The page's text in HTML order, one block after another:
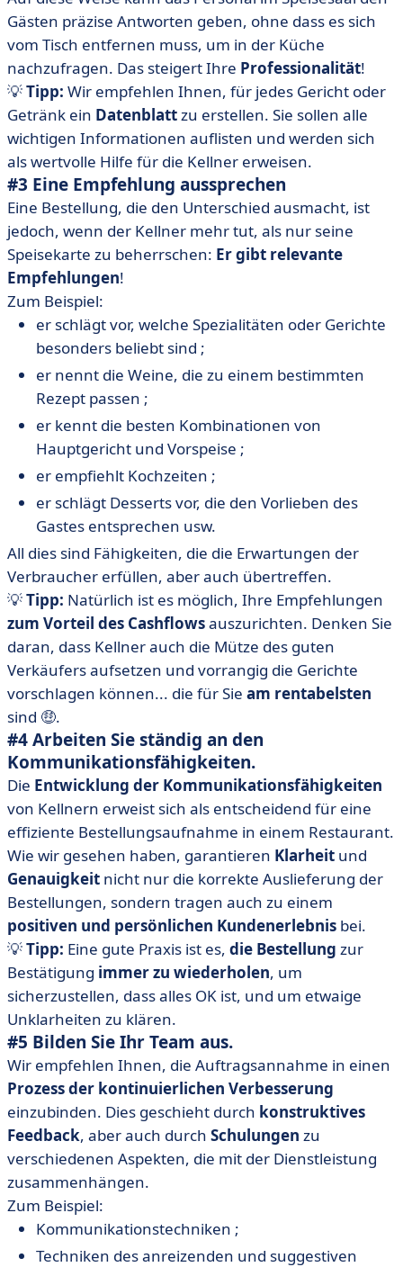
Gästen präzise Antworten geben, ohne dass es sich
vom Tisch entfernen muss, um in der Küche
nachzufragen. Das steigert Ihre Professionalität!
💡Tipp: Wir empfehlen Ihnen, für jedes Gericht oder
Getränk ein Datenblattzu erstellen. Sie sollen alle
wichtigen Informationen auflisten und werden sich
als wertvolle Hilfe für die Kellner erweisen.
#3 Eine Empfehlung aussprechen
Eine Bestellung, die den Unterschied ausmacht, ist
jedoch, wenn der Kellner mehr tut, als nur seine
Speisekarte zu beherrschen: Er gibt relevante
Empfehlungen!
Zum Beispiel:
er schlägt vor, welche Spezialitäten oder Gerichte
besonders beliebt sind ;
er nennt die Weine, die zu einem bestimmten
Rezept passen ;
er kennt die besten Kombinationen von
Hauptgericht und Vorspeise ;
er empfiehlt Kochzeiten ;
er schlägt Desserts vor, die den Vorlieben des
Gastes entsprechen usw.
All dies sind Fähigkeiten, die die Erwartungen der
Verbraucher erfüllen, aber auch übertreffen.
💡Tipp: Natürlich ist es möglich, Ihre Empfehlungen
zum Vorteil des Cashflowsauszurichten. Denken Sie
daran, dass Kellner auch die Mütze des guten
Verkäufers aufsetzen und vorrangig die Gerichte
vorschlagen können... die für Sie am rentabelsten
sind 🤑.
#4 Arbeiten Sie ständig an den
Kommunikationsfähigkeiten.
Die Entwicklung der Kommunikationsfähigkeiten
von Kellnern erweist sich als entscheidend für eine
effiziente Bestellungsaufnahme in einem Restaurant.
Wie wir gesehen haben, garantieren Klarheit und
Genauigkeit nicht nur die korrekte Auslieferung der
Bestellungen, sondern tragen auch zu einem
positiven und persönlichen Kundenerlebnis bei.
💡Tipp: Eine gute Praxis ist es, die Bestellung zur
Bestätigung immer zu wiederholen, um
sicherzustellen, dass alles OK ist, und um etwaige
Unklarheiten zu klären.
#5 Bilden Sie Ihr Team aus.
Wir empfehlen Ihnen, die Auftragsannahme in einen
Prozess der kontinuierlichen Verbesserung
einzubinden. Dies geschieht durch konstruktives
Feedback, aber auch durch Schulungen zu
verschiedenen Aspekten, die mit der Dienstleistung
zusammenhängen.
Zum Beispiel:
Kommunikationstechniken ;
Techniken des anreizenden und suggestiven